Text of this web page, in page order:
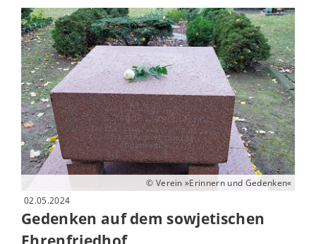
© Verein »Erinnern und Gedenken«
02.05.2024
Gedenken auf dem sowjetischen